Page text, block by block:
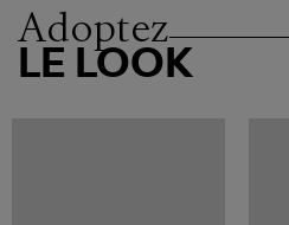
Adoptez
LE LOOK